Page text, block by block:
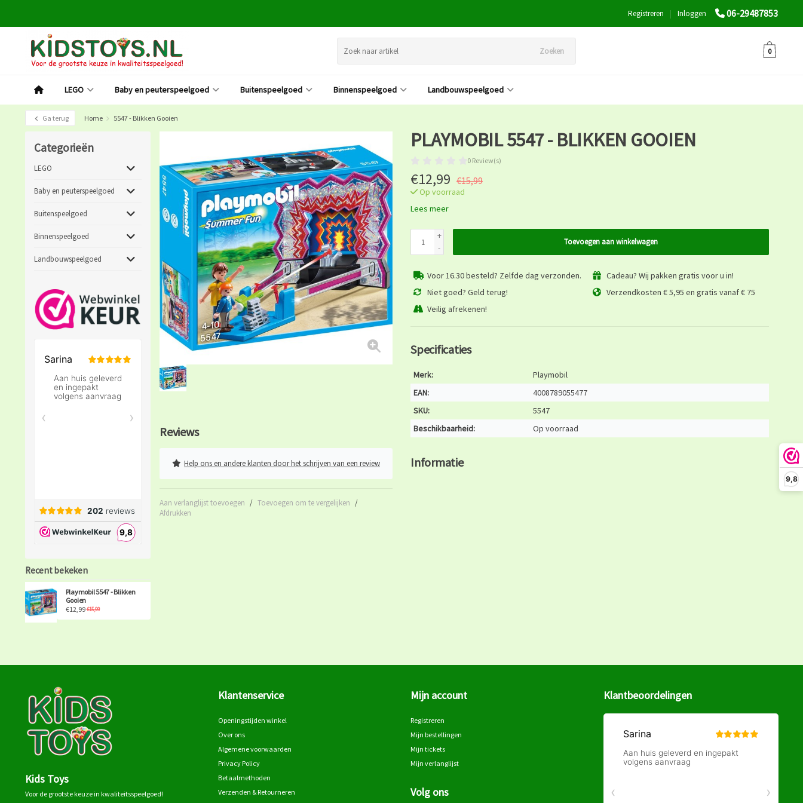
9,8
06-29487853
Inloggen
|
Registreren
Zoeken 0
LEGO Baby en peuterspeelgoed Buitenspeelgoed Binnenspeelgoed Landbouwspeelgoed
Ga terug Home 5547 - Blikken Gooien
Categorieën
LEGO
Baby en peuterspeelgoed
Buitenspeelgoed
Binnenspeelgoed
Landbouwspeelgoed
Recent bekeken
Playmobil 5547 - Blikken
Gooien
€12,99€15,99
Reviews
Help ons en andere klanten door het schrijven van een review
Aan verlanglijst toevoegen / Toevoegen om te vergelijken /
Afdrukken
PLAYMOBIL 5547 - BLIKKEN GOOIEN
0 Review(s)
€12,99 €15,99
Op voorraad
Lees meer
+
-
Toevoegen aan winkelwagen
Voor 16.30 besteld? Zelfde dag verzonden.
Cadeau? Wij pakken gratis voor u in!
Niet goed? Geld terug!
Verzendkosten € 5,95 en gratis vanaf € 75
Veilig afrekenen!
Specificaties
Merk:
Playmobil
EAN:
4008789055477
SKU:
5547
Beschikbaarheid:
Op voorraad
Informatie
Kids Toys
Voor de grootste keuze in kwaliteitsspeelgoed!
Klantenservice
Openingstijden winkel
Over ons
Algemene voorwaarden
Privacy Policy
Betaalmethoden
Verzenden & Retourneren
Mijn account
Registreren
Mijn bestellingen
Mijn tickets
Mijn verlanglijst
Volg ons
Klantbeoordelingen